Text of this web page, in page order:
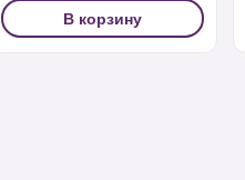
В корзину